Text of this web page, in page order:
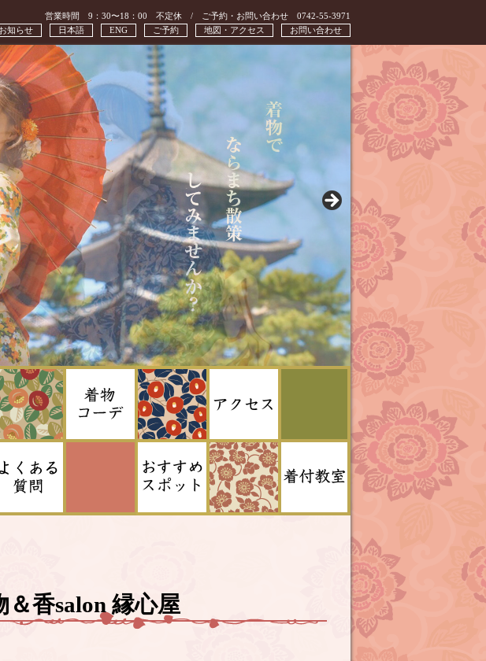
営業時間 9：30〜18：00 不定休 / ご予約・お問い合わせ 0742-55-3971
お問い合わせ
地図・アクセス
ご予約
ENG
日本語
お知らせ
＆香salon 縁心屋